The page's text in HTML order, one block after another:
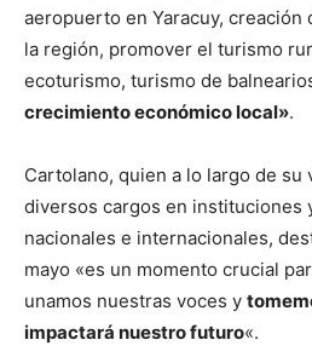
aeropuerto en Yaracuy, creación
la región, promover el turismo
ecoturismo, turismo de
crecimiento económico local».
Cartolano, quien a lo largo de su
diversos cargos en instituciones
nacionales e internacionales,
mayo «es un momento crucial
unamos nuestras voces y
impactará nuestro futuro«.